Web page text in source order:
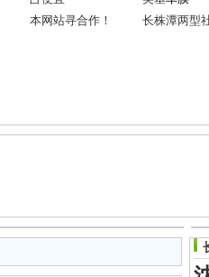
本网站寻合作！ 长株潭两型